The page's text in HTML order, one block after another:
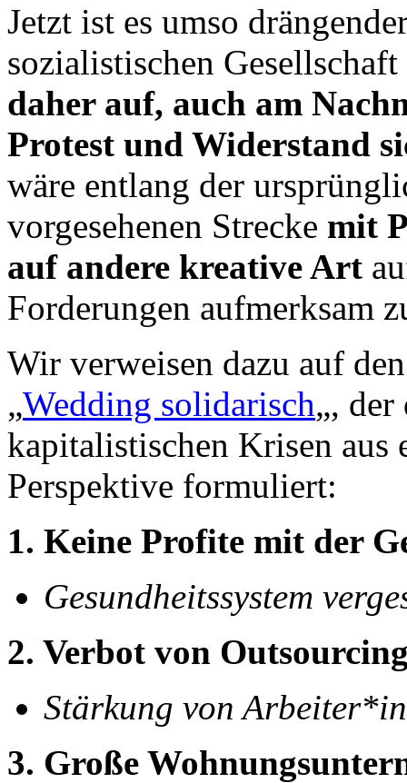
Jetzt ist es umso
sozialistischen
daher auf, auch am
Protest und Widerstand
wäre entlang der
vorgesehenen Strecke mit
auf andere kreative Art
Forderungen aufmerksam
Wir verweisen dazu auf
„Wedding solidarisch„,
kapitalistischen Krisen aus
Perspektive formuliert:
1. Keine Profite mit der
Gesundheitssystem
2. Verbot von
Stärkung von
3. Große